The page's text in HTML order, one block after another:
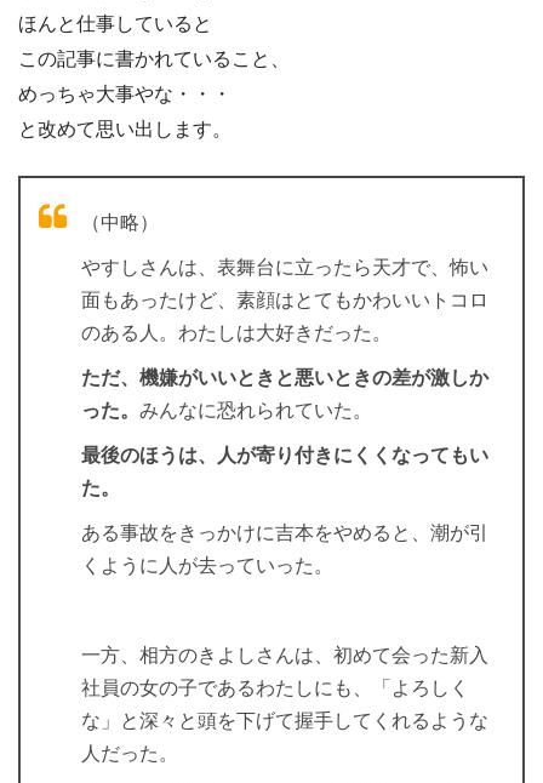
ほんと仕事していると
この記事に書かれていること、
めっちゃ大事やな・・・
と改めて思い出します。
（中略）
やすしさんは、表舞台に立ったら天才で、怖い
面もあったけど、素顔はとてもかわいいトコロ
のある人。わたしは大好きだった。
ただ、機嫌がいいときと悪いときの差が激しか
った。 みんなに恐れられていた。
最後のほうは、人が寄り付きにくくなってもい
た。
ある事故をきっかけに吉本をやめると、潮が引
くように人が去っていった。
一方、相方のきよしさんは、初めて会った新入
社員の女の子であるわたしにも、「よろしく
な」と深々と頭を下げて握手してくれるような
人だった。